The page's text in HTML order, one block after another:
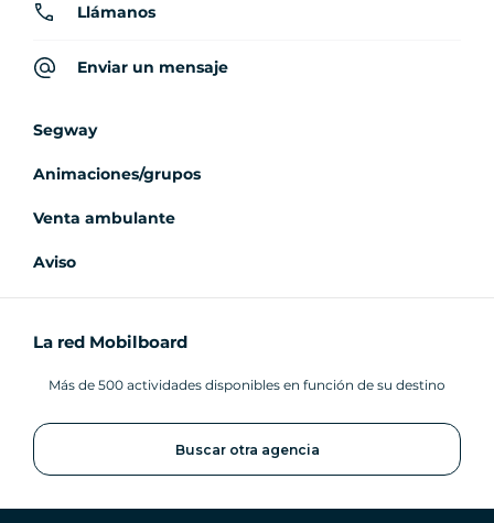
Llámanos
Enviar un mensaje
Segway
Animaciones/grupos
Venta ambulante
Aviso
La red Mobilboard
Más de 500 actividades disponibles en función de su destino
Buscar otra agencia